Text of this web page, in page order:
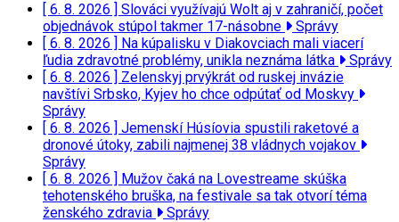
[ 6. 8. 2026 ] Slováci využívajú Wolt aj v zahraničí, počet
objednávok stúpol takmer 17-násobne
Správy
[ 6. 8. 2026 ] Na kúpalisku v Diakovciach mali viacerí
ľudia zdravotné problémy, unikla neznáma látka
Správy
[ 6. 8. 2026 ] Zelenskyj prvýkrát od ruskej invázie
navštívi Srbsko, Kyjev ho chce odpútať od Moskvy
Správy
[ 6. 8. 2026 ] Jemenskí Húsíovia spustili raketové a
dronové útoky, zabili najmenej 38 vládnych vojakov
Správy
[ 6. 8. 2026 ] Mužov čaká na Lovestreame skúška
tehotenského bruška, na festivale sa tak otvorí téma
ženského zdravia
Správy